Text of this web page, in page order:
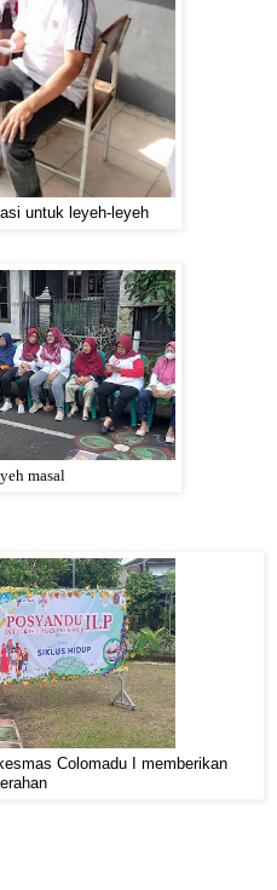
untuk leyeh-leyeh
masal
Colomadu I memberikan